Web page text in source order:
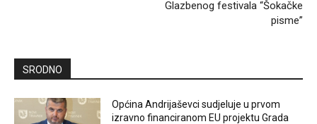
Glazbenog festivala “Šokačke
pisme”
SRODNO
Općina Andrijaševci sudjeluje u prvom
izravno financiranom EU projektu Grada